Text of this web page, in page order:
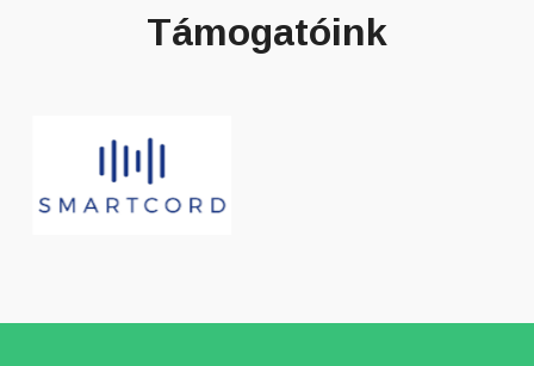
Támogatóink